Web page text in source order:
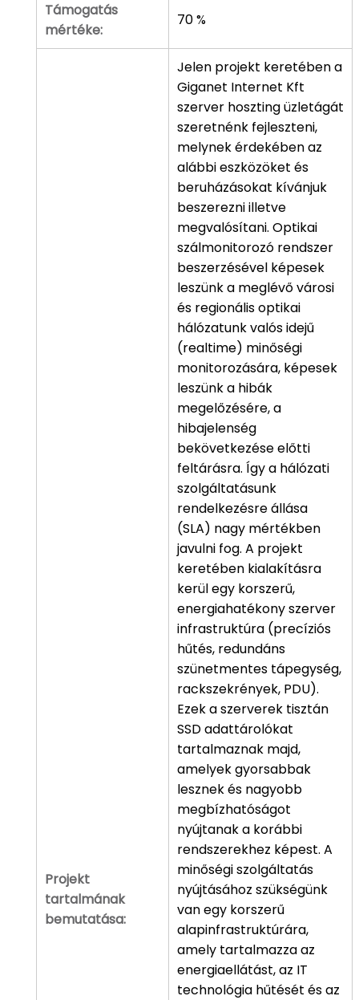
Támogatás
mértéke:
70 %
Projekt
tartalmának
bemutatása:
Jelen projekt keretében a
Giganet Internet Kft
szerver hoszting üzletágát
szeretnénk fejleszteni,
melynek érdekében az
alábbi eszközöket és
beruházásokat kívánjuk
beszerezni illetve
megvalósítani. Optikai
szálmonitorozó rendszer
beszerzésével képesek
leszünk a meglévő városi
és regionális optikai
hálózatunk valós idejű
(realtime) minőségi
monitorozására, képesek
leszünk a hibák
megelőzésére, a
hibajelenség
bekövetkezése előtti
feltárásra. Így a hálózati
szolgáltatásunk
rendelkezésre állása
(SLA) nagy mértékben
javulni fog. A projekt
keretében kialakításra
kerül egy korszerű,
energiahatékony szerver
infrastruktúra (precíziós
hűtés, redundáns
szünetmentes tápegység,
rackszekrények, PDU).
Ezek a szerverek tisztán
SSD adattárolókat
tartalmaznak majd,
amelyek gyorsabbak
lesznek és nagyobb
megbízhatóságot
nyújtanak a korábbi
rendszerekhez képest. A
minőségi szolgáltatás
nyújtásához szükségünk
van egy korszerű
alapinfrastruktúrára,
amely tartalmazza az
energiaellátást, az IT
technológia hűtését és az